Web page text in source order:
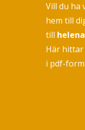
Vill du ha
hem till
till
Här hittar
i pdf-